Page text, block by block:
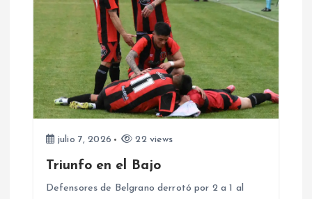
n
d
julio 7, 2026 22 views
Triunfo en el Bajo
Defensores de Belgrano derrotó por 2 a 1 al